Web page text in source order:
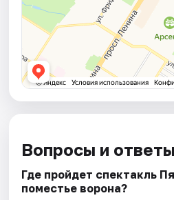
Вопросы и ответы
Где пройдет спектакль
поместье ворона?